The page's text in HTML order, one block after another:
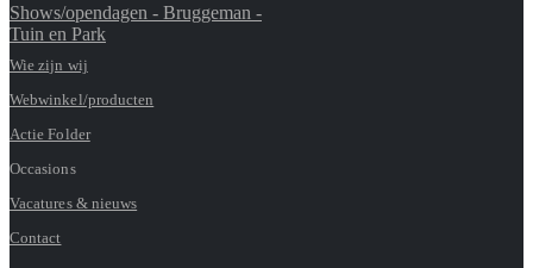
Shows/opendagen - Bruggeman -
Tuin en Park
Wie zijn wij
Webwinkel/producten
Actie Folder
Occasions
Vacatures & nieuws
Contact